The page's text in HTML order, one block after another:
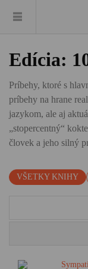
Edícia:
Príbehy, ktoré s
príbehy na hrane
jazykom, ale aj
„stopercentný“
človek a jeho silný
VŠETKY KNIHY